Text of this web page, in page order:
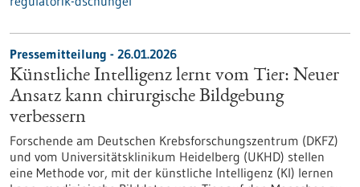
Pressemitteilung - 26.01.2026
Künstliche Intelligenz lernt vom Tier: Neuer
Ansatz kann chirurgische Bildgebung
verbessern
Forschende am Deutschen Krebsforschungszentrum (DKFZ)
und vom Universitätsklinikum Heidelberg (UKHD) stellen
eine Methode vor, mit der künstliche Intelligenz (KI) lernen